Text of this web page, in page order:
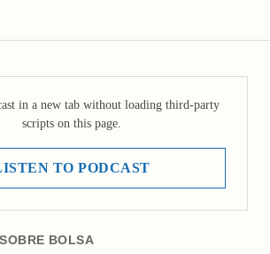
in a new tab without loading third-party
scripts on this page.
TO PODCAST
BOLSA